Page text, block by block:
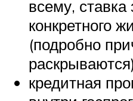
всему, ставка
конкретного
(подробно
кредитная